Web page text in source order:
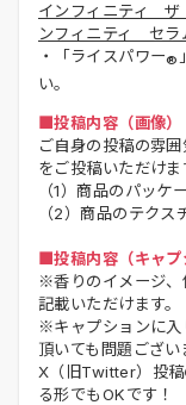
インフィニティ ザ
ンフィニティ セラ
・「ライスパワー®
い。
■投稿内容（画像）
ご自身の投稿の雰
をご投稿いただけ
（1）商品のパッケ
（2）商品のテクス
■投稿内容（キャプ
※香りのイメージ、
記載いただけます。
※キャプションに入
頂いても問題ござい
X（旧Twitter）投稿
る形でもOKです！